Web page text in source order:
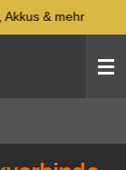
Akkus & mehr